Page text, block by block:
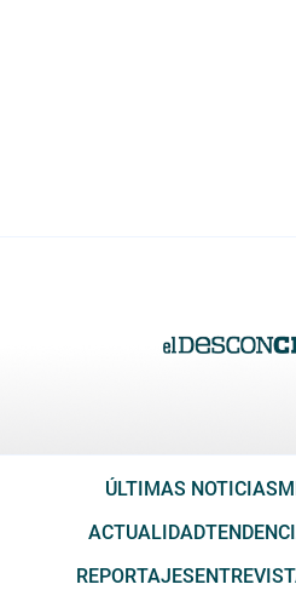
ÚLTIMAS NOTICIAS
ACTUALIDAD
REPORTAJES